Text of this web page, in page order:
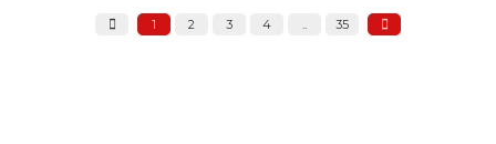
1 2 3 4 .. 35